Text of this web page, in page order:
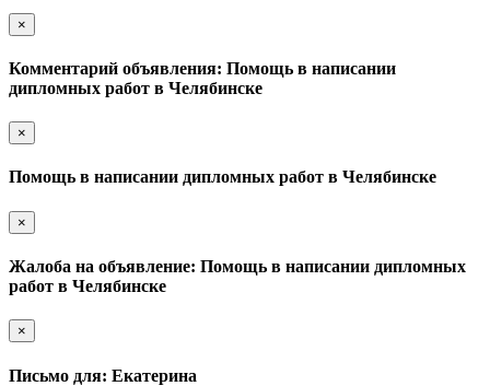
×
Комментарий объявления: Помощь в написании
дипломных работ в Челябинске
×
Помощь в написании дипломных работ в Челябинске
×
Жалоба на объявление: Помощь в написании дипломных
работ в Челябинске
×
Письмо для: Екатерина